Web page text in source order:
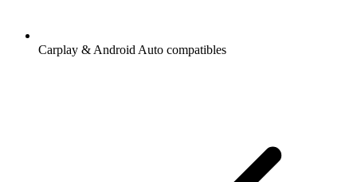
Carplay & Android Auto compatibles